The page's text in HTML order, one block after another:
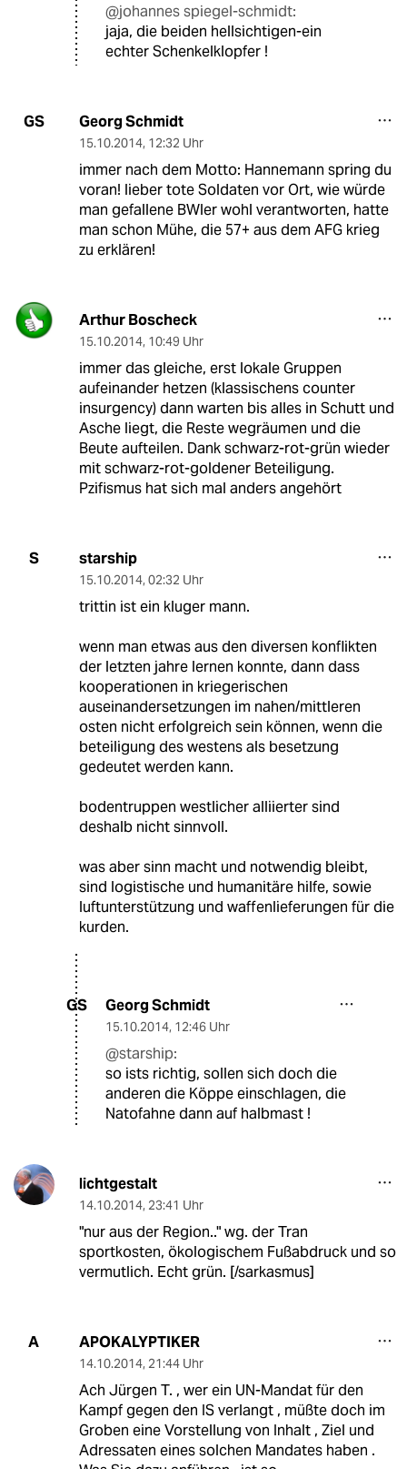
@johannes spiegel-schmidt:
jaja, die beiden hellsichtigen-ein
echter Schenkelklopfer !
GS Georg Schmidt
15.10.2014, 12:32 Uhr
immer nach dem Motto: Hannemann spring du
voran! lieber tote Soldaten vor Ort, wie würde
man gefallene BWler wohl verantworten, hatte
man schon Mühe, die 57+ aus dem AFG krieg
zu erklären!
Arthur Boscheck
15.10.2014, 10:49 Uhr
immer das gleiche, erst lokale Gruppen
aufeinander hetzen (klassischens counter
insurgency) dann warten bis alles in Schutt und
Asche liegt, die Reste wegräumen und die
Beute aufteilen. Dank schwarz-rot-grün wieder
mit schwarz-rot-goldener Beteiligung.
Pzifismus hat sich mal anders angehört
S starship
15.10.2014, 02:32 Uhr
trittin ist ein kluger mann.
wenn man etwas aus den diversen konflikten
der letzten jahre lernen konnte, dann dass
kooperationen in kriegerischen
auseinandersetzungen im nahen/mittleren
osten nicht erfolgreich sein können, wenn die
beteiligung des westens als besetzung
gedeutet werden kann.
bodentruppen westlicher alliierter sind
deshalb nicht sinnvoll.
was aber sinn macht und notwendig bleibt,
sind logistische und humanitäre hilfe, sowie
luftunterstützung und waffenlieferungen für die
kurden.
GS Georg Schmidt
15.10.2014, 12:46 Uhr
@starship:
so ists richtig, sollen sich doch die
anderen die Köppe einschlagen, die
Natofahne dann auf halbmast !
lichtgestalt
14.10.2014, 23:41 Uhr
"nur aus der Region.." wg. der Tran
sportkosten, ökologischem Fußabdruck und so
vermutlich. Echt grün. [/sarkasmus]
A APOKALYPTIKER
14.10.2014, 21:44 Uhr
Ach Jürgen T. , wer ein UN-Mandat für den
Kampf gegen den IS verlangt , müßte doch im
Groben eine Vorstellung von Inhalt , Ziel und
Adressaten eines solchen Mandates haben .